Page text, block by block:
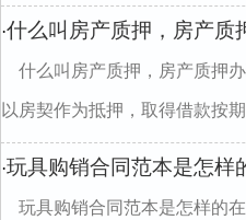
·什么叫房产质押，房产质
什么叫房产质押，房产质押
以房契作为抵押，取得借款按
·玩具购销合同范本是怎样
玩具购销合同范本是怎样的